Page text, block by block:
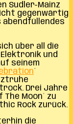
Sudler-Mainz
gegenwärtig
abendfüllendes
über all die
und
seinem
´
Drei Jahre
Moon´ zu
Rock zurück.
die